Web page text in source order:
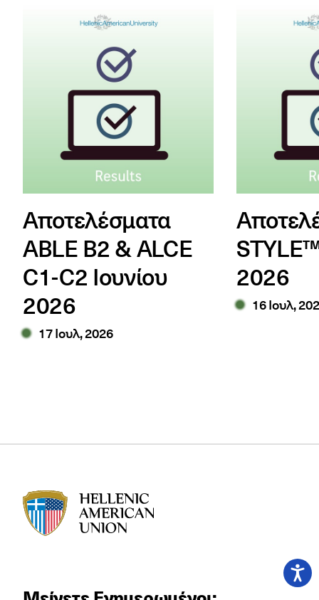
Αποτελέσματα ABLE B2 & ALCE C1-C2 Ιουνίου 2026
Αποτελέσματα
ABLE B2 & ALCE
C1-C2 Ιουνίου
2026
17 Ιουλ, 2026
2026
16 Ιουλ,